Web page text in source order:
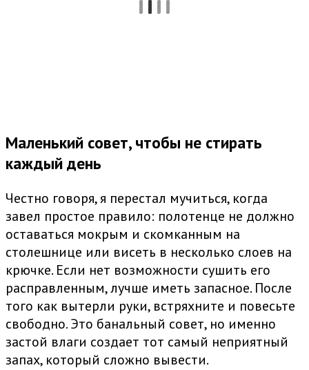
Маленький совет, чтобы не стирать
каждый день
Честно говоря, я перестал мучиться, когда
завел простое правило: полотенце не должно
оставаться мокрым и скомканным на
столешнице или висеть в несколько слоев на
крючке. Если нет возможности сушить его
расправленным, лучше иметь запасное. После
того как вытерли руки, встряхните и повесьте
свободно. Это банальный совет, но именно
застой влаги создает тот самый неприятный
запах, который сложно вывести.